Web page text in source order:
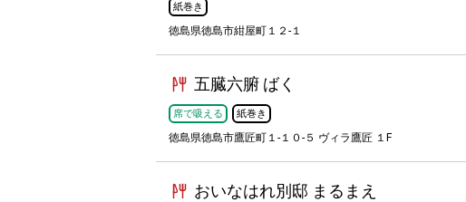
紙巻き
徳島県徳島市紺屋町１２-１
五臓六腑 ばく
席で吸える 紙巻き
徳島県徳島市鷹匠町１-１０-５ ヴィラ鷹匠 １F
おいなはれ別邸 まるまえ